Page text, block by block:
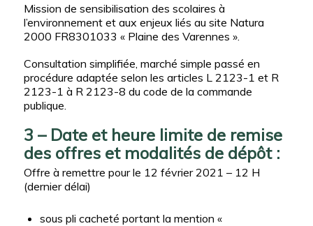
Mission de sensibilisation des scolaires à
l’environnement et aux enjeux liés au site Natura
2000 FR8301033 « Plaine des Varennes ».
Consultation simplifiée, marché simple passé en
procédure adaptée selon les articles L 2123-1 et R
2123-1 à R 2123-8 du code de la commande
publique.
3 – Date et heure limite de remise
des offres et modalités de dépôt :
Offre à remettre pour le 12 février 2021 – 12 H
(dernier délai)
sous pli cacheté portant la mention «